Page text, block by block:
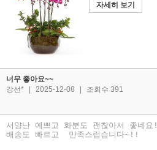
자세히 보기
너무 좋아요~~
강선*
2025-12-08 조회수 391
서양난 예쁘고 화분도 괜찮아서 좋네요!
배송도 빠르고 만족스럽습니다~!!